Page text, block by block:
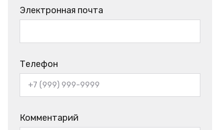
Электронная почта
Телефон
Комментарий